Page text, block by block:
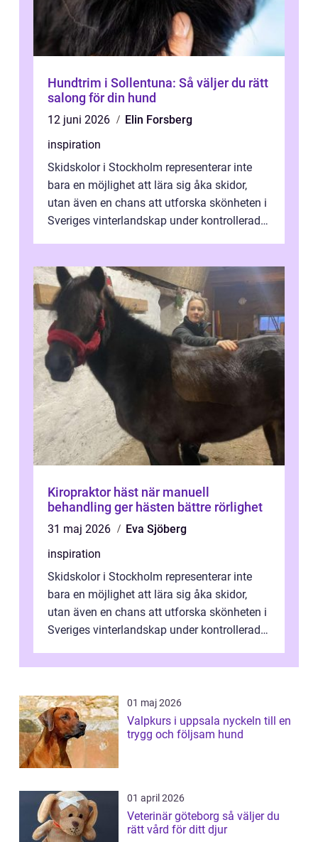
Hundtrim i Sollentuna: Så väljer du rätt
salong för din hund
12 juni 2026
Elin Forsberg
inspiration
Skidskolor i Stockholm representerar inte
bara en möjlighet att lära sig åka skidor,
utan även en chans att utforska skönheten i
Sveriges vinterlandskap under kontrollerade
Kiropraktor häst när manuell
behandling ger hästen bättre rörlighet
31 maj 2026
Eva Sjöberg
inspiration
Skidskolor i Stockholm representerar inte
bara en möjlighet att lära sig åka skidor,
utan även en chans att utforska skönheten i
Sveriges vinterlandskap under kontrollerade
01 maj 2026
Valpkurs i uppsala nyckeln till en
trygg och följsam hund
01 april 2026
Veterinär göteborg så väljer du
rätt vård för ditt djur